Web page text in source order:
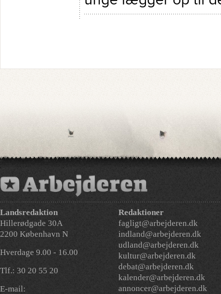
Landsredaktion
Hillerødgade 30A
2200 København N
Hverdage 9.00 - 16.00
Tlf.: 30 20 55 20
E-mail:
Redaktioner
fagligt@arbejderen.dk
indland@arbejderen.dk
udland@arbejderen.dk
kultur@arbejderen.dk
debat@arbejderen.dk
kalender@arbejderen.dk
annoncer@arbejderen.dk